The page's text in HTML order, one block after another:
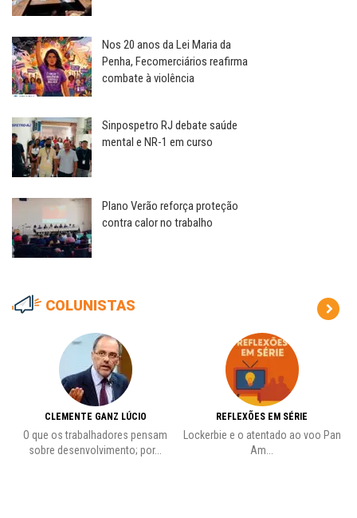
Nos 20 anos da Lei Maria da
Penha, Fecomerciários reafirma
combate à violência
Sinpospetro RJ debate saúde
mental e NR-1 em curso
Plano Verão reforça proteção
contra calor no trabalho
COLUNISTAS
CLEMENTE GANZ LÚCIO
O que os trabalhadores pensam
sobre desenvolvimento; por...
REFLEXÕES EM SÉRIE
Lockerbie e o atentado ao voo Pan
Am...